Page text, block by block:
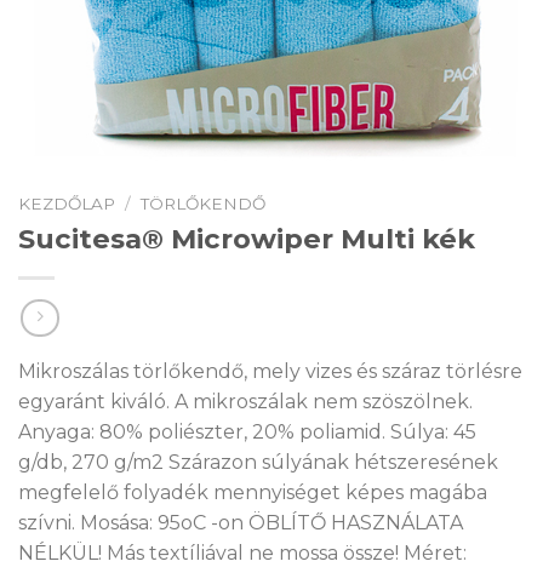
KEZDŐLAP / TÖRLŐKENDŐ
Sucitesa® Microwiper Multi kék
Mikroszálas törlőkendő, mely vizes és száraz törlésre
egyaránt kiváló. A mikroszálak nem szöszölnek.
Anyaga: 80% poliészter, 20% poliamid. Súlya: 45
g/db, 270 g/m2 Szárazon súlyának hétszeresének
megfelelő folyadék mennyiséget képes magába
szívni. Mosása: 95oC -on ÖBLÍTŐ HASZNÁLATA
NÉLKÜL! Más textíliával ne mossa össze! Méret: